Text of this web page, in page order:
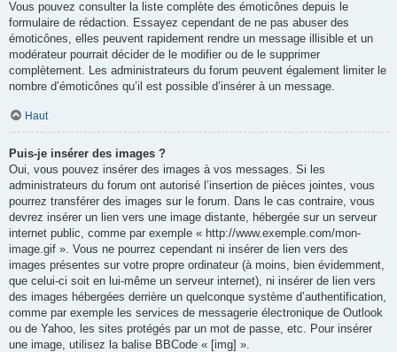
Vous pouvez consulter la liste complète des émoticônes depuis le
formulaire de rédaction. Essayez cependant de ne pas abuser des
émoticônes, elles peuvent rapidement rendre un message illisible et un
modérateur pourrait décider de le modifier ou de le supprimer
complètement. Les administrateurs du forum peuvent également limiter le
nombre d’émoticônes qu’il est possible d’insérer à un message.
Haut
Puis-je insérer des images ?
Oui, vous pouvez insérer des images à vos messages. Si les
administrateurs du forum ont autorisé l’insertion de pièces jointes, vous
pourrez transférer des images sur le forum. Dans le cas contraire, vous
devrez insérer un lien vers une image distante, hébergée sur un serveur
internet public, comme par exemple « http://www.exemple.com/mon-
image.gif ». Vous ne pourrez cependant ni insérer de lien vers des
images présentes sur votre propre ordinateur (à moins, bien évidemment,
que celui-ci soit en lui-même un serveur internet), ni insérer de lien vers
des images hébergées derrière un quelconque système d’authentification,
comme par exemple les services de messagerie électronique de Outlook
ou de Yahoo, les sites protégés par un mot de passe, etc. Pour insérer
une image, utilisez la balise BBCode « [img] ».